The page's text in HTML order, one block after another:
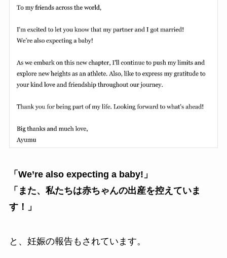
「We’re also expecting a baby!」
「また、私たちは赤ちゃんの出産を控えていま
す！」
と、妊娠の報告もされています。